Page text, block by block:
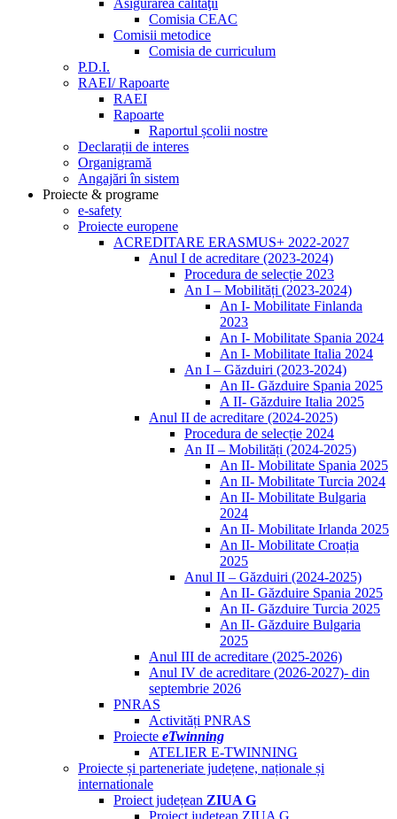
Asigurarea calităţii
Comisia CEAC
Comisii metodice
Comisia de curriculum
P.D.I.
RAEI/ Rapoarte
RAEI
Rapoarte
Raportul școlii nostre
Declarații de interes
Organigramă
Angajări în sistem
Proiecte & programe
e-safety
Proiecte europene
ACREDITARE ERASMUS+ 2022-2027
Anul I de acreditare (2023-2024)
Procedura de selecție 2023
An I – Mobilități (2023-2024)
An I- Mobilitate Finlanda
2023
An I- Mobilitate Spania 2024
An I- Mobilitate Italia 2024
An I – Găzduiri (2023-2024)
An II- Găzduire Spania 2025
A II- Găzduire Italia 2025
Anul II de acreditare (2024-2025)
Procedura de selecție 2024
An II – Mobilități (2024-2025)
An II- Mobilitate Spania 2025
An II- Mobilitate Turcia 2024
An II- Mobilitate Bulgaria
2024
An II- Mobilitate Irlanda 2025
An II- Mobilitate Croația
2025
Anul II – Găzduiri (2024-2025)
An II- Găzduire Spania 2025
An II- Găzduire Turcia 2025
An II- Găzduire Bulgaria
2025
Anul III de acreditare (2025-2026)
Anul IV de acreditare (2026-2027)- din
septembrie 2026
PNRAS
Activități PNRAS
Proiecte eTwinning
ATELIER E-TWINNING
Proiecte și parteneriate județene, naționale și
internationale
Proiect județean ZIUA G
Proiect județean ZIUA G